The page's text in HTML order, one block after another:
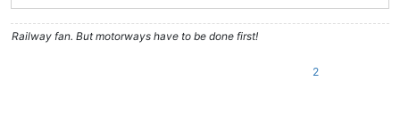
Railway fan. But motorways have to be done first!
2